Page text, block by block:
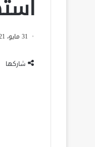
31 مايو، 2021
شاركها